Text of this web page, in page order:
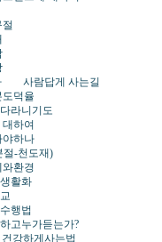
사람답게 사는길
덕율
니기도
하여
하나
-천도재)
환경
활화
행법
누가듣는가?
강하게사는법